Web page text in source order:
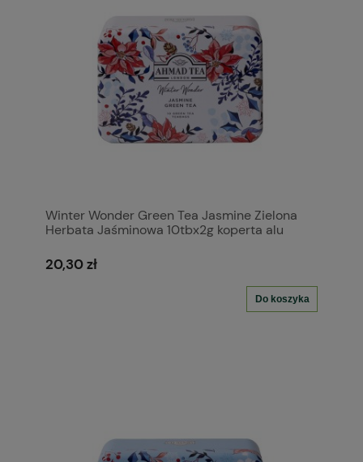
Winter Wonder Green Tea Jasmine Zielona
Herbata Jaśminowa 10tbx2g koperta alu
20,30 zł
Do koszyka